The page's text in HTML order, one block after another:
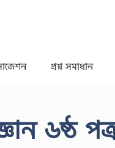
প্রশ্ন সমাধান
৬ষ্ঠ